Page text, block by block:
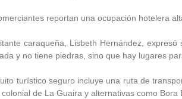
reportan una ocupación hotelera
caraqueña, Lisbeth Hernández,
y no tiene piedras, sino que hay lugares
turístico seguro incluye una ruta de
de La Guaira y alternativas como